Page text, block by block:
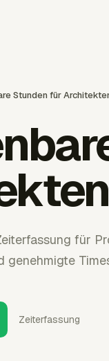
Stunden für
für
genehmigte
Zeiterfassung